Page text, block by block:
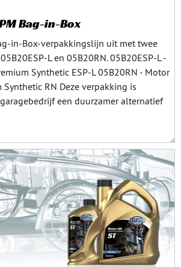
Bag-in-Box
in-Box-verpakkingslijn uit met twee
L en 05B20RN. 05B20ESP-L -
Synthetic ESP-L 05B20RN - Motor
RN Deze verpakking is
een duurzamer alternatief